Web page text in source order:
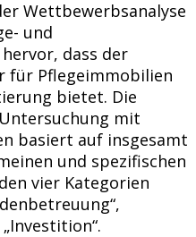
Wettbewerbsanalyse
und
dass der
für Pflegeimmobilien
bietet. Die
mit
basiert auf insgesamt
und spezifischen
vier Kategorien